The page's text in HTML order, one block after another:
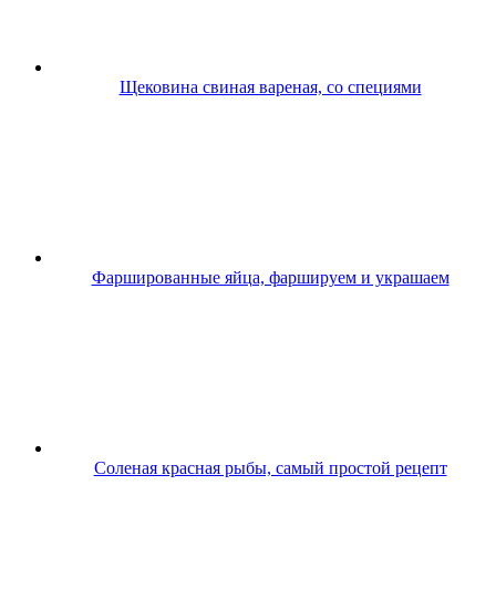
Щековина свиная вареная, со специями
Фаршированные яйца, фаршируем и украшаем
Соленая красная рыбы, самый простой рецепт